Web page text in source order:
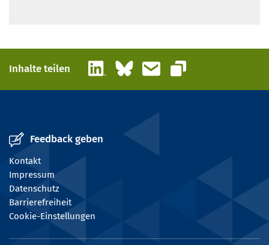
Inhalte teilen LinkedInBlueskyE-Mail
Link kopieren
Feedback geben
Kontakt
Impressum
Datenschutz
Barrierefreiheit
Cookie-Einstellungen